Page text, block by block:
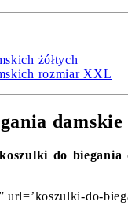
żółtych
rozmiar XXL
do biegania
do-